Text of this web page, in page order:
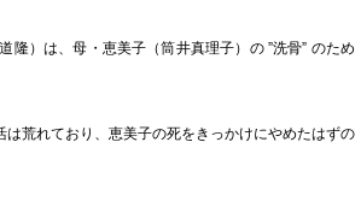
）は、母・恵美子（筒井真理子）の ”洗骨” のため
荒れており、恵美子の死をきっかけにやめたはずの